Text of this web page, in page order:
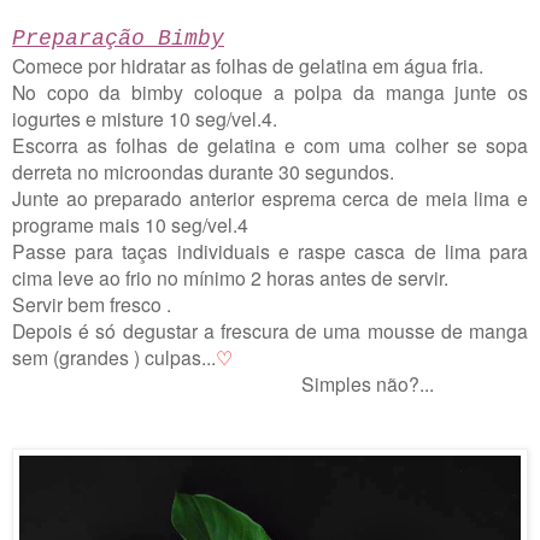
Preparação Bimby
Comece por hidratar as folhas de gelatina em água fria.
No copo da bimby coloque a polpa da manga junte os
iogurtes e misture 10 seg/vel.4.
Escorra as folhas de gelatina e com uma colher se sopa
derreta no microondas durante 30 segundos.
Junte ao preparado anterior esprema cerca de meia lima e
programe mais 10 seg/vel.4
Passe para taças individuais e raspe casca de lima para
cima leve ao frio no mínimo 2 horas antes de servir.
Servir bem fresco .
Depois é só degustar a frescura de uma mousse de manga
sem (grandes ) culpas...♡
Simples não?...